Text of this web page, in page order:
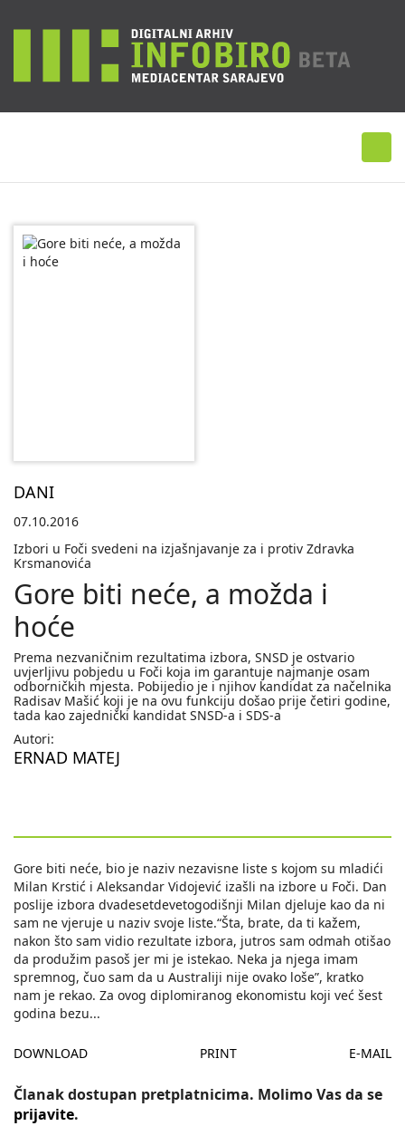
DANI
07.10.2016
Izbori u Foči svedeni na izjašnjavanje za i protiv Zdravka
Krsmanovića
Gore biti neće, a možda i
hoće
Prema nezvaničnim rezultatima izbora, SNSD je ostvario
uvjerljivu pobjedu u Foči koja im garantuje najmanje osam
odborničkih mjesta. Pobijedio je i njihov kandidat za načelnika
Radisav Mašić koji je na ovu funkciju došao prije četiri godine,
tada kao zajednički kandidat SNSD-a i SDS-a
Autori:
ERNAD MATEJ
Gore biti neće, bio je naziv nezavisne liste s kojom su mladići
Milan Krstić i Aleksandar Vidojević izašli na izbore u Foči. Dan
poslije izbora dvadesetdevetogodišnji Milan djeluje kao da ni
sam ne vjeruje u naziv svoje liste.“Šta, brate, da ti kažem,
nakon što sam vidio rezultate izbora, jutros sam odmah otišao
da produžim pasoš jer mi je istekao. Neka ja njega imam
spremnog, čuo sam da u Australiji nije ovako loše”, kratko
nam je rekao. Za ovog diplomiranog ekonomistu koji već šest
godina bezu...
DOWNLOAD PRINT E-MAIL
Članak dostupan pretplatnicima. Molimo Vas da se
prijavite.